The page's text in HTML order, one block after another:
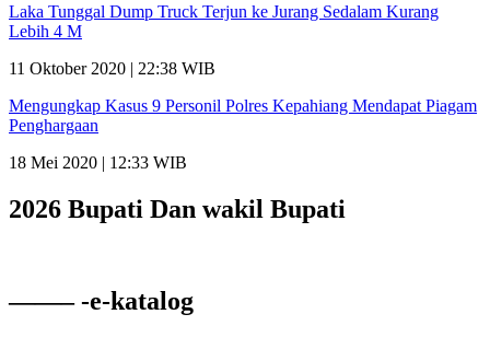
Laka Tunggal Dump Truck Terjun ke Jurang Sedalam Kurang
Lebih 4 M
11 Oktober 2020 | 22:38 WIB
Mengungkap Kasus 9 Personil Polres Kepahiang Mendapat Piagam
Penghargaan
18 Mei 2020 | 12:33 WIB
2026 Bupati Dan wakil Bupati
——– -e-katalog